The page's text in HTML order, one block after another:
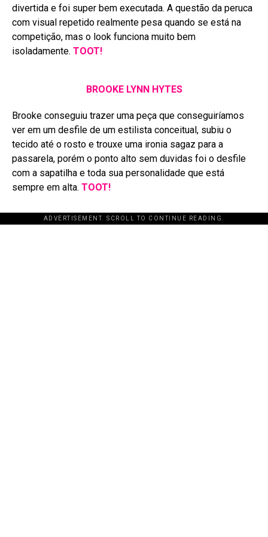
divertida e foi super bem executada. A questão da peruca
com visual repetido realmente pesa quando se está na
competição, mas o look funciona muito bem
isoladamente. TOOT!
BROOKE LYNN HYTES
Brooke conseguiu trazer uma peça que conseguiríamos
ver em um desfile de um estilista conceitual, subiu o
tecido até o rosto e trouxe uma ironia sagaz para a
passarela, porém o ponto alto sem duvidas foi o desfile
com a sapatilha e toda sua personalidade que está
sempre em alta. TOOT!
ADVERTISEMENT. SCROLL TO CONTINUE READING.